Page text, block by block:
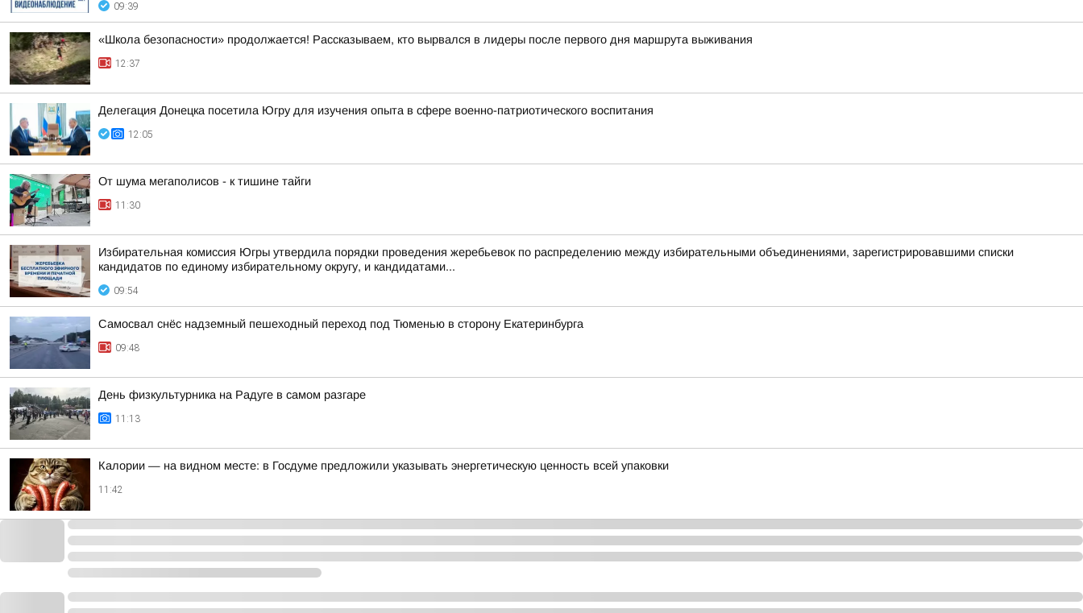
09:39
«Школа безопасности» продолжается! Рассказываем, кто вырвался в лидеры после первого дня маршрута выживания
12:37
Делегация Донецка посетила Югру для изучения опыта в сфере военно-патриотического воспитания
12:05
От шума мегаполисов - к тишине тайги
11:30
Избирательная комиссия Югры утвердила порядки проведения жеребьевок по распределению между избирательными объединениями, зарегистрировавшими списки
кандидатов по единому избирательному округу, и кандидатами...
09:54
Самосвал снёс надземный пешеходный переход под Тюменью в сторону Екатеринбурга
09:48
День физкультурника на Радуге в самом разгаре
11:13
Калории — на видном месте: в Госдуме предложили указывать энергетическую ценность всей упаковки
11:42